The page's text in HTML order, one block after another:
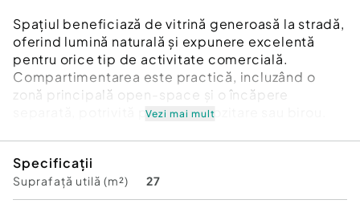
Spațiul beneficiază de vitrină generoasă la stradă,
oferind lumină naturală și expunere excelentă
pentru orice tip de activitate comercială.
Compartimentarea este practică, incluzând o
zonă principală open-space și o încăpere
separată, potrivită pentru depozitare sau birou.
din stradă, fiind ideal pentru activități precum
retail, servicii, birou sau showroom.
Vezi mai mult
Specificații
Suprafață utilă (m²) 27